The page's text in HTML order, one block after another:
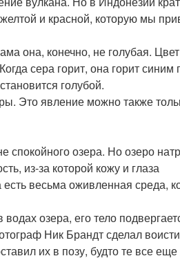
и красной, которую мы
она, конечно, не голубая. Цвет
сера горит, она горит
голубой.
Это явление можно также
озера. Но озеро
из-за которой кожу и глаза
весьма оживленная среда,
озера, его тело
Ник Брандт сделал
их в позу, будто те все